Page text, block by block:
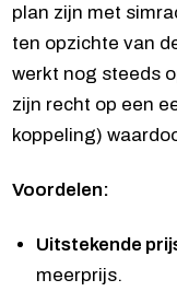
plan zijn met
ten opzichte van
werkt nog steeds
zijn recht op een
koppeling)
Voordelen:
Uitstekende
meerprijs.